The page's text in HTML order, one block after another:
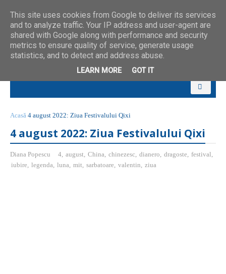
Acasă 4 august 2022: Ziua Festivalului Qixi
4 august 2022: Ziua Festivalului Qixi
Diana Popescu 4, august, China, chinezesc, dianero, dragoste, festival,
iubire, legenda, luna, mit, sarbatoare, valentin, ziua
This site uses cookies from Google to deliver its services
and to analyze traffic. Your IP address and user-agent are
shared with Google along with performance and security
metrics to ensure quality of service, generate usage
statistics, and to detect and address abuse.
LEARN MORE GOT IT